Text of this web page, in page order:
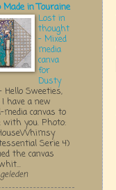
Made in Touraine
Lost in
thought
- Mixed
media
canva
for
Dusty
Hello Sweeties,
I have a new
media canvas to
you. Photo:
Serie 4)
the canvas